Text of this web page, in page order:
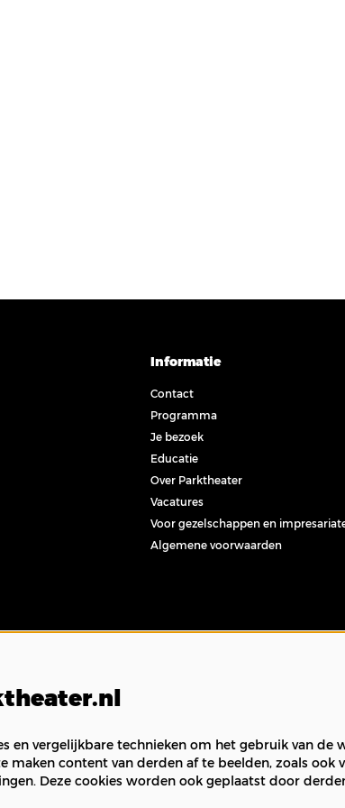
Informatie
Contact
Programma
Je bezoek
Educatie
Over Parktheater
Vacatures
Voor gezelschappen en
Algemene voorwaarden
en vergelijkbare technieken om het gebruik van de
maken content van derden af te beelden, zoals ook
Deze cookies worden ook geplaatst door